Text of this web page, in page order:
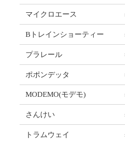
マイクロエース
Bトレインショーティー
プラレール
ポポンデッタ
MODEMO(モデモ)
さんけい
トラムウェイ